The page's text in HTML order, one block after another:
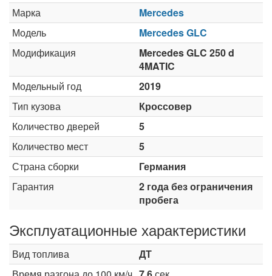
Марка
Mercedes
Модель
Mercedes GLC
Модификация
Mercedes GLC 250 d
4MATIC
Модельный год
2019
Тип кузова
Кроссовер
Количество дверей
5
Количество мест
5
Страна сборки
Германия
Гарантия
2 года без ограничения
пробега
Эксплуатационные характеристики
Вид топлива
ДТ